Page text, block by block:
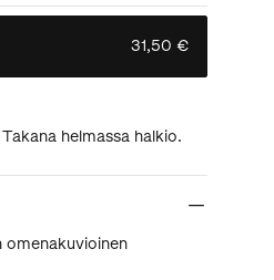
31,50 €
helmassa halkio.
omenakuvioinen